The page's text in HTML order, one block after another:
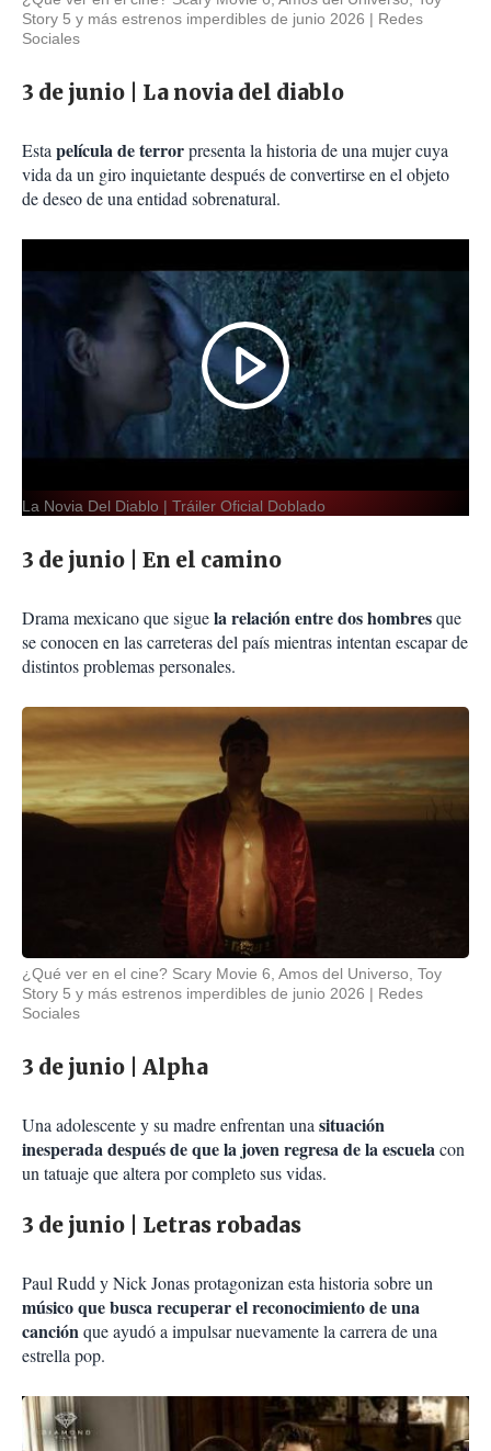
Story 5 y más estrenos imperdibles de junio 2026
Redes
Sociales
3 de junio | La novia del diablo
Estapelícula de terrorpresenta la historia de una mujer cuya
vida da un giro inquietante después de convertirse en el objeto
de deseo de una entidad sobrenatural.
La Novia Del Diablo | Tráiler Oficial Doblado
3 de junio | En el camino
Drama mexicano que siguela relación entre dos hombresque
se conocen en las carreteras del país mientras intentan escapar de
distintos problemas personales.
¿Qué ver en el cine? Scary Movie 6, Amos del Universo, Toy
Story 5 y más estrenos imperdibles de junio 2026
Redes
Sociales
3 de junio | Alpha
Una adolescente y su madre enfrentan unasituación
inesperada después de que la joven regresa de la escuelacon
un tatuaje que altera por completo sus vidas.
3 de junio | Letras robadas
Paul Rudd y Nick Jonas protagonizan esta historia sobre un
músico que busca recuperar el reconocimiento de una
canciónque ayudó a impulsar nuevamente la carrera de una
estrella pop.